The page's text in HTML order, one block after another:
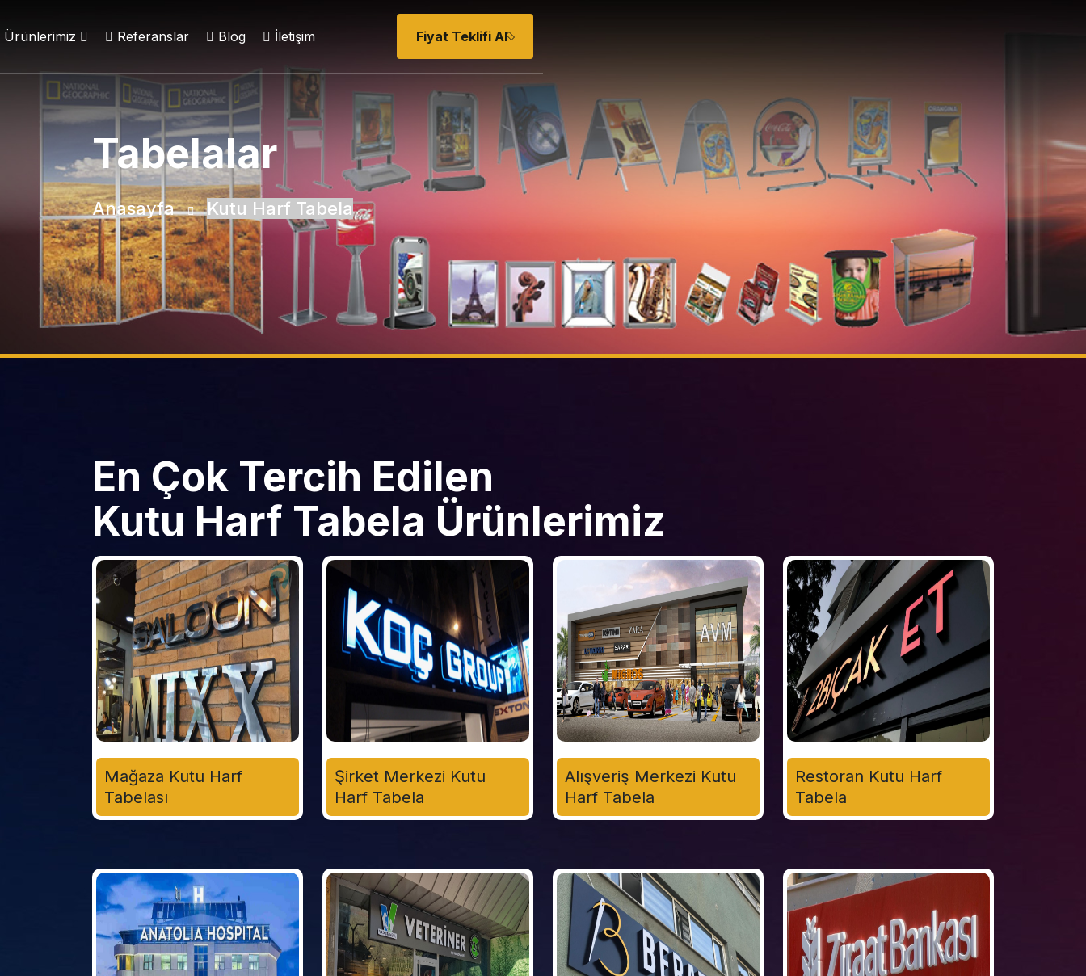
Ürünlerimiz Referanslar Blog İletişim Fiyat Teklifi Al
Tabelalar
Anasayfa Kutu Harf Tabela
En Çok Tercih Edilen
Kutu Harf Tabela Ürünlerimiz
Mağaza Kutu Harf
Tabelası
Şirket Merkezi Kutu
Harf Tabela
Alışveriş Merkezi Kutu
Harf Tabela
Restoran Kutu Harf
Tabela